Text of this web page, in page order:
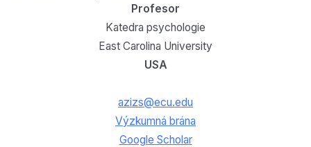
Profesor
Katedra psychologie
East Carolina University
USA
azizs@ecu.edu
Výzkumná brána
Google Scholar